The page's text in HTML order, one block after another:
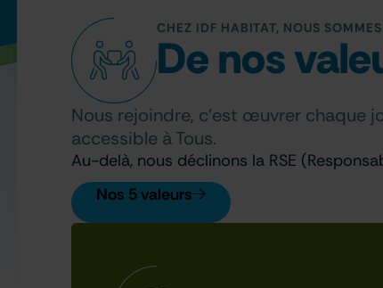
CHEZ IDF HABITAT, NOUS
De nos
Nous rejoindre, c’est œuvrer chaque
accessible à Tous.
Au-delà, nous déclinons la RSE
Nos 5 valeurs